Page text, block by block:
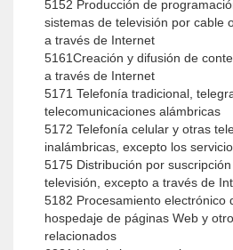
5152 Producción de
sistemas de televisión por cable
a través de Internet
5161Creación y difusión de
a través de Internet
5171 Telefonía tradicional,
telecomunicaciones alámbricas
5172 Telefonía celular y otras
inalámbricas, excepto los
5175 Distribución por
televisión, excepto a través de
5182 Procesamiento electrónico
hospedaje de páginas Web y
relacionados